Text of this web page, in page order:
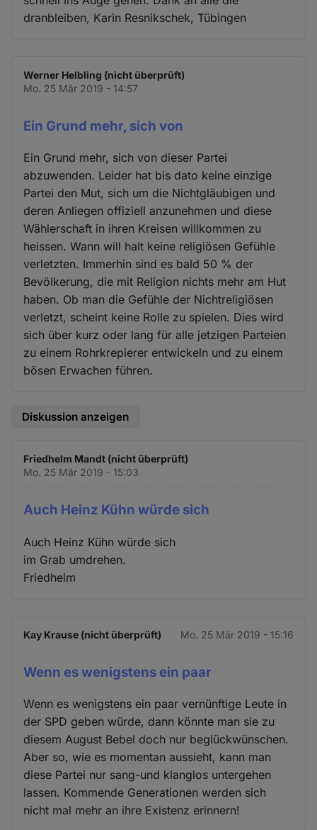
dranbleiben, Karin Resnikschek, Tübingen
Werner Helbling (nicht überprüft)
Mo. 25 Mär 2019 - 14:57
Ein Grund mehr, sich von
Ein Grund mehr, sich von dieser Partei
abzuwenden. Leider hat bis dato keine einzige
Partei den Mut, sich um die Nichtgläubigen und
deren Anliegen offiziell anzunehmen und diese
Wählerschaft in ihren Kreisen willkommen zu
heissen. Wann will halt keine religiösen Gefühle
verletzten. Immerhin sind es bald 50 % der
Bevölkerung, die mit Religion nichts mehr am Hut
haben. Ob man die Gefühle der Nichtreligiösen
verletzt, scheint keine Rolle zu spielen. Dies wird
sich über kurz oder lang für alle jetzigen Parteien
zu einem Rohrkrepierer entwickeln und zu einem
bösen Erwachen führen.
Diskussion anzeigen
Friedhelm Mandt (nicht überprüft)
Mo. 25 Mär 2019 - 15:03
Auch Heinz Kühn würde sich
Auch Heinz Kühn würde sich
im Grab umdrehen.
Friedhelm
Kay Krause (nicht überprüft) Mo. 25 Mär 2019 - 15:16
Wenn es wenigstens ein paar
Wenn es wenigstens ein paar vernünftige Leute in
der SPD geben würde, dann könnte man sie zu
diesem August Bebel doch nur beglückwünschen.
Aber so, wie es momentan aussieht, kann man
diese Partei nur sang-und klanglos untergehen
lassen. Kommende Generationen werden sich
nicht mal mehr an ihre Existenz erinnern!